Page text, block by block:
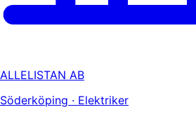
ALLELISTAN AB
Söderköping · Elektriker